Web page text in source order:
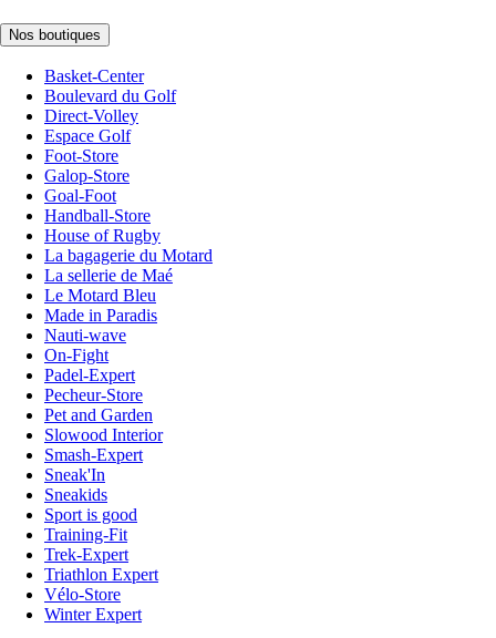
Nos boutiques
Basket-Center
Boulevard du Golf
Direct-Volley
Espace Golf
Foot-Store
Galop-Store
Goal-Foot
Handball-Store
House of Rugby
La bagagerie du Motard
La sellerie de Maé
Le Motard Bleu
Made in Paradis
Nauti-wave
On-Fight
Padel-Expert
Pecheur-Store
Pet and Garden
Slowood Interior
Smash-Expert
Sneak'In
Sneakids
Sport is good
Training-Fit
Trek-Expert
Triathlon Expert
Vélo-Store
Winter Expert